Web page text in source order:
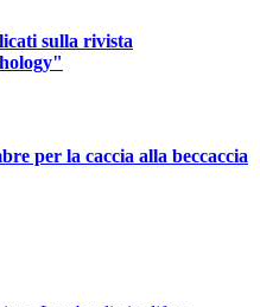
sulla rivista
per la caccia alla beccaccia